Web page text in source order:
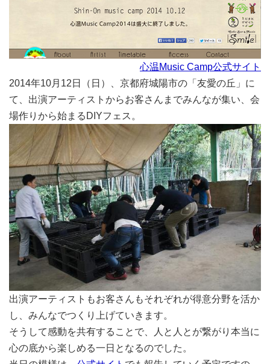
心温Music Camp公式サイト
2014年10月12日（日）、京都府城陽市の「友愛の丘」に
て、出演アーティストからお客さんまでみんなが集い、会
場作りから始まるDIYフェス。
出演アーティストもお客さんもそれぞれが得意分野を活か
し、みんなでつくり上げていきます。
そうして感動を共有することで、人と人とが繋がり本当に
心の底から楽しめる一日となるのでした。